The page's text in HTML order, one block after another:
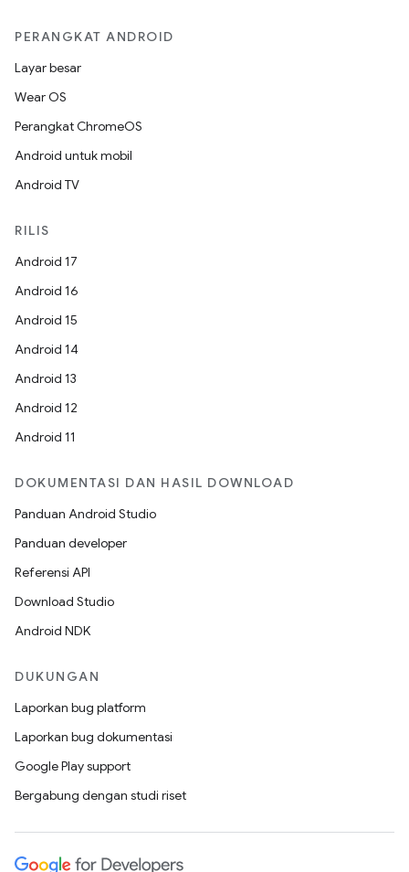
PERANGKAT ANDROID
Layar besar
Wear OS
Perangkat ChromeOS
Android untuk mobil
Android TV
RILIS
Android 17
Android 16
Android 15
Android 14
Android 13
Android 12
Android 11
DOKUMENTASI DAN HASIL DOWNLOAD
Panduan Android Studio
Panduan developer
Referensi API
Download Studio
Android NDK
DUKUNGAN
Laporkan bug platform
Laporkan bug dokumentasi
Google Play support
Bergabung dengan studi riset